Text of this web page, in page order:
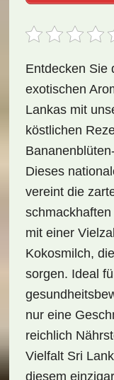
Entdecken Sie
exotischen
Lankas mit
köstlichen
Dieses
vereint die
schmackhaften
mit einer
Kokosmilch,
sorgen. Ideal
nur eine
reichlich
Vielfalt Sri
diesem